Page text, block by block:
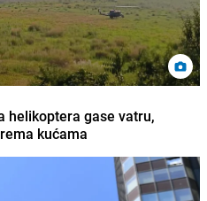
helikoptera gase vatru,
kućama